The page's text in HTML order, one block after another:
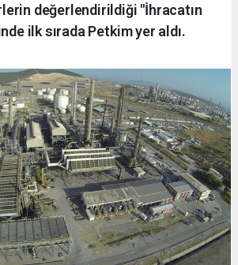
değerlendirildiği "İhracatın
ilk sırada Petkim yer aldı.